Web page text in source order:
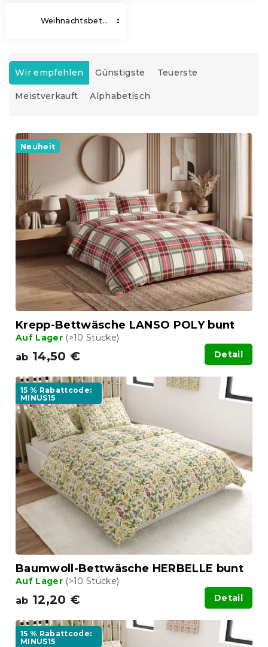
Weihnachtsbettwäsche
P
o
d
e
u
n
g
Wir empfehlen Günstigste Teuerste
Meistverkauft Alphabetisch
L
e
d
e
P
o
k
Neuheit
Krepp-Bettwäsche LANSO POLY bunt
Auf Lager (>10 Stücke)
ab 14,50 € Detail
15 % Rabattcode:
MINUS15
Baumwoll-Bettwäsche HERBELLE bunt
Auf Lager (>10 Stücke)
ab 12,20 € Detail
15 % Rabattcode:
MINUS15